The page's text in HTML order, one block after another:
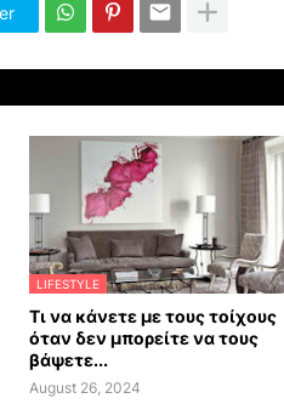
LIFESTYLE
Τι να κάνετε με τους τοίχους
όταν δεν μπορείτε να τους
βάψετε...
August 26, 2024